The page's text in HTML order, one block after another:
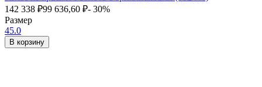
142 338 ₽99 636,60 ₽- 30%
Размер
45.0
В корзину